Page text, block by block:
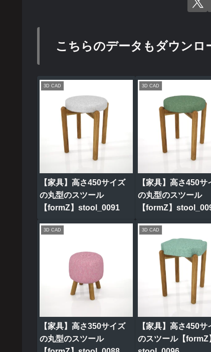
こちらのデータもダウンロ
3D CAD
【家具】高さ450サイズ
の丸型のスツール
【formZ】stool_0091
3D CAD
【家具】高さ450サ
の丸型のスツール
【formZ】
3D CAD
【家具】高さ350サイズ
の丸型のスツール
3D CAD
【家具】高さ450サ
のスツール【formZ